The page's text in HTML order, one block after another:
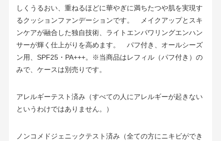
しくうるおい、重ねるほどに華やぎに満ちたつや肌を実現す
るクッションファンデーションです。 メイクアップとスキ
ンケアが融合した独自技術、ライトエンパワリングエンハン
サーが輝く仕上がりを高めます。 パフ付き、オールシーズ
ン用、SPF25・PA+++。※当商品はレフィル（パフ付き）の
みで、ケースは別売りです。
アレルギーテスト済み（すべての人にアレルギーが起きない
というわけではありません。）
ノンコメドジェニックテスト済み（全ての方にニキビができ